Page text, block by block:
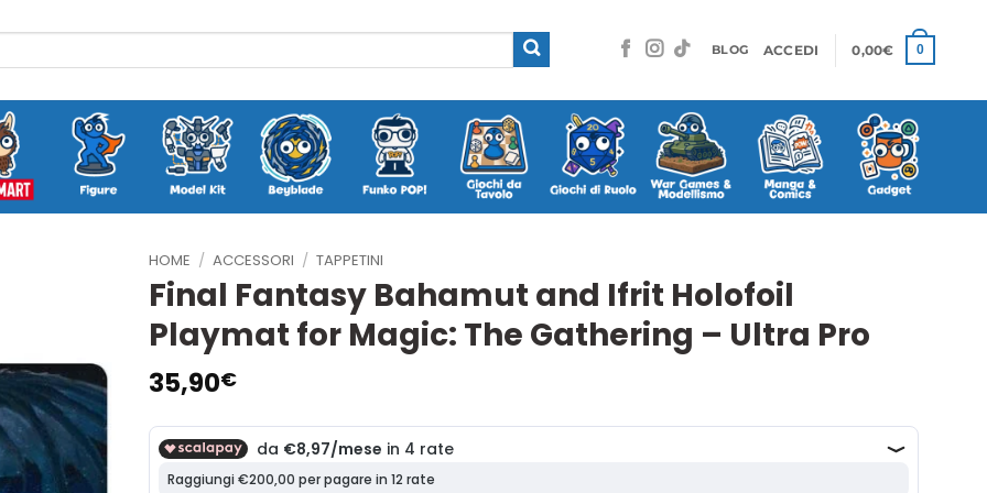
BLOG ACCEDI 0,00€ 0
HOME / ACCESSORI / TAPPETINI
Final Fantasy Bahamut and Ifrit Holofoil
Playmat for Magic: The Gathering – Ultra Pro
35,90€